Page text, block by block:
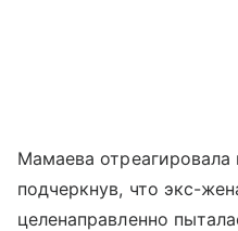
Мамаева отреагировала
подчеркнув, что экс-
целенаправленно